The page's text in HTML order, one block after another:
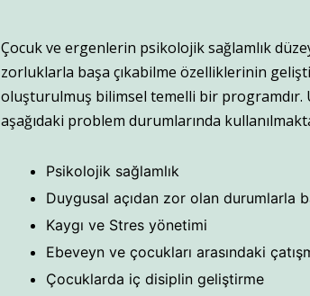
Çocuk ve ergenlerin psikolojik sağlamlık
zorluklarla başa çıkabilme özelliklerinin
oluşturulmuş bilimsel temelli bir programdır.
aşağıdaki problem durumlarında
Psikolojik sağlamlık
Duygusal açıdan zor olan durumlarla
Kaygı ve Stres yönetimi
Ebeveyn ve çocukları arasındaki
Çocuklarda iç disiplin geliştirme